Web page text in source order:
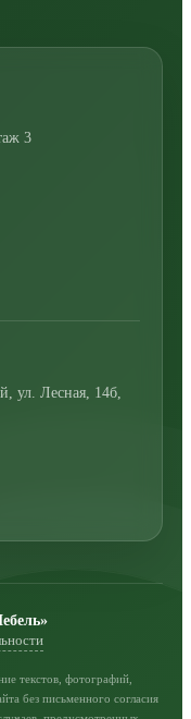
3
, ул. Лесная, 14б,
текстов, фотографий,
без письменного согласия